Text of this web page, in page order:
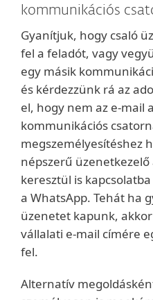
kommunikációs
Gyanítjuk, hogy csaló
fel a feladót, vagy
egy másik
és kérdezzünk rá az
el, hogy nem az e-mail
kommunikációs
megszemélyesítéshez
népszerű
keresztül is
a WhatsApp. Tehát ha
üzenetet kapunk,
vállalati e-mail címére
fel.
Alternatív